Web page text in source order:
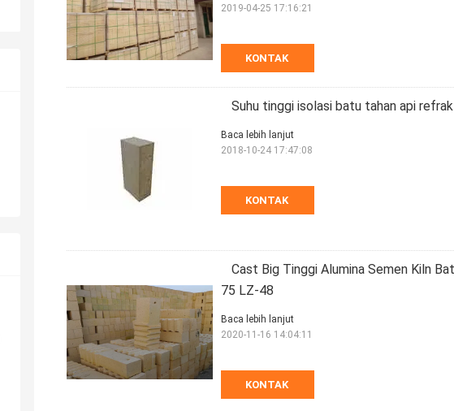
KONTAK
2019-04-25 17:16:21
Suhu tinggi isolasi batu tahan api
KONTAK
Baca lebih lanjut
2018-10-24 17:47:08
Cast Big Tinggi Alumina Semen Kiln
75 LZ-48
KONTAK
Baca lebih lanjut
2020-11-16 14:04:11